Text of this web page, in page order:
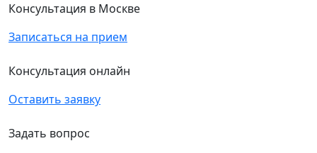
Консультация в Москве
Записаться на прием
Консультация онлайн
Оставить заявку
Задать вопрос